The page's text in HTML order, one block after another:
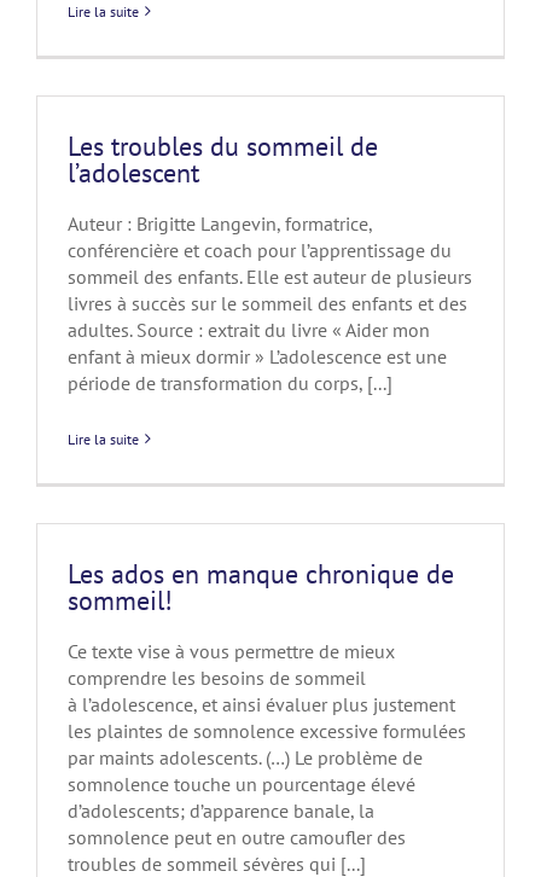
Lire la suite
Les troubles du sommeil de
l’adolescent
Auteur : Brigitte Langevin, formatrice,
conférencière et coach pour l’apprentissage du
sommeil des enfants. Elle est auteur de plusieurs
livres à succès sur le sommeil des enfants et des
adultes. Source : extrait du livre « Aider mon
enfant à mieux dormir » L’adolescence est une
période de transformation du corps, [...]
Lire la suite
Les ados en manque chronique de
sommeil!
Ce texte vise à vous permettre de mieux
comprendre les besoins de sommeil
à l’adolescence, et ainsi évaluer plus justement
les plaintes de somnolence excessive formulées
par maints adolescents. (…) Le problème de
somnolence touche un pourcentage élevé
d’adolescents; d’apparence banale, la
somnolence peut en outre camoufler des
troubles de sommeil sévères qui [...]